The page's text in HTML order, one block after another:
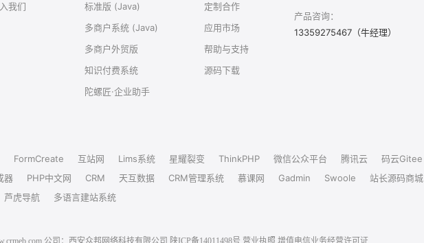
我们
标准版 (Java)
多商户系统 (Java)
多商户外贸版
知识付费系统
陀螺匠·企业助手
定制合作
应用市场
帮助与支持
源码下载
产品咨询：
13359275467（牛经理）
FormCreate 互站网 Lims系统 星耀裂变 ThinkPHP 微信公众平台 腾讯云 码云Gitee
器
PHP中文网 CRM 天互数据 CRM管理系统 慕课网 Gadmin Swoole 站长源码商城
芦虎导航
多语言建站系统
公司：西安众邦网络科技有限公司 陕ICP备14011498号 营业执照 增值电信业务经营许可证